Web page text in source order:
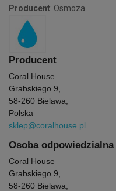
Producent: Osmoza
Producent
Coral House
Grabskiego 9,
58-260 Bielawa,
Polska
sklep@coralhouse.pl
Osoba odpowiedzialna
Coral House
Grabskiego 9,
58-260 Bielawa,